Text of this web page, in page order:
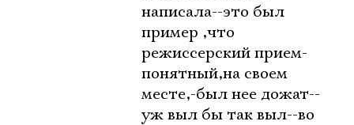
написала--это был
пример ,что
режиссерский прием-
понятный,на своем
месте,-был нее дожат--
уж выл бы так выл--во